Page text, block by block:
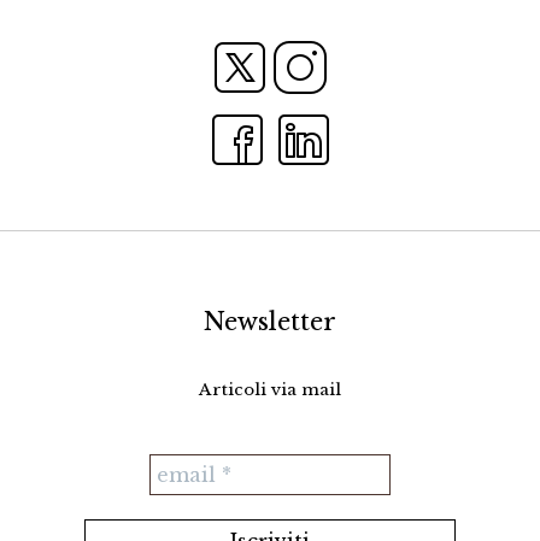
Newsletter
Articoli via mail